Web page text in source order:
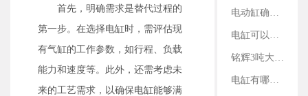
首先，明确需求是替代过程的
第一步。在选择电缸时，需评估现
有气缸的工作参数，如行程、负载
能力和速度等。此外，还需考虑未
来的工艺需求，以确保电缸能够满
领域对比电动缸确定减速比：看电机参数还是丝杠参数？
电缸可以承受哪个方向的负载？
铭辉3吨大推力电动缸硬核赋能重型装配
电缸有哪几种传动方式？